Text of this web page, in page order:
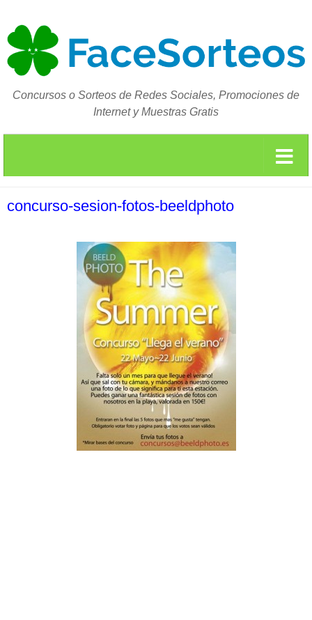
Concursos o Sorteos de Redes Sociales, Promociones de
Internet y Muestras Gratis
concurso-sesion-fotos-beeldphoto